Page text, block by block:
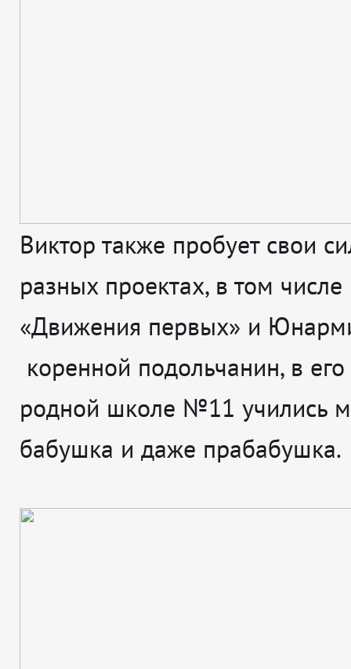
Виктор также пробует свои
разных проектах, в том числе
«Движения первых» и
коренной подольчанин, в его
родной школе №11 учились
бабушка и даже прабабушка.